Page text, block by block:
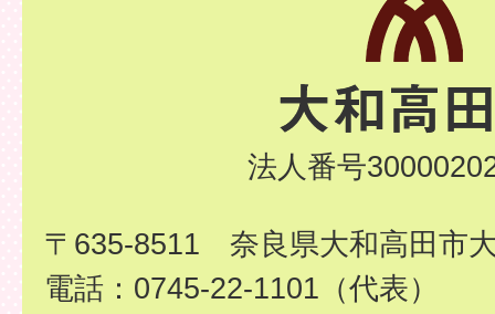
法人番号
〒635-8511 奈良県大和高田市
電話：0745-22-1101（代表）